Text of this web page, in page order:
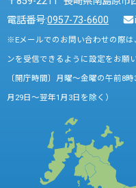
電話番号:0957-73-6600
※Eメールでのお問い合わせの際
ンを受信できるように設定をお願い
〔開庁時間〕月曜～金曜の午前8
月29日～翌年1月3日を除く）